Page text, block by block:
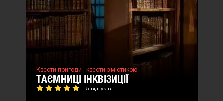
Квести пригоди , квести з містикою
ТАЄМНИЦІ ІНКВІЗИЦІЇ
5 відгуків